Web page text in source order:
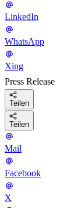
LinkedIn
WhatsApp
Xing
Press Release
Teilen
Teilen
Mail
Facebook
X